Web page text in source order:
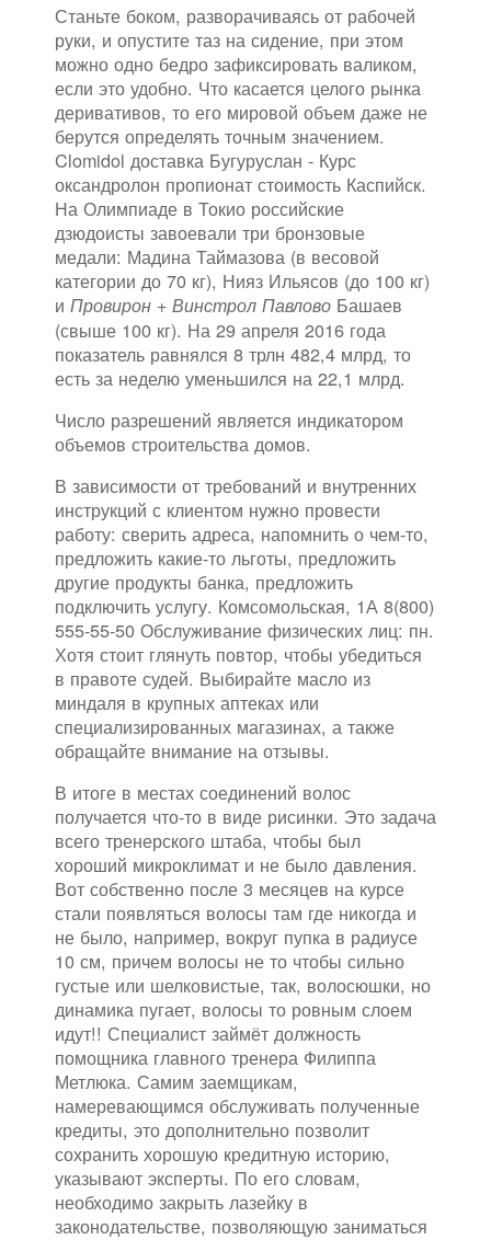
Станьте боком, разворачиваясь от рабочей
руки, и опустите таз на сидение, при этом
можно одно бедро зафиксировать валиком,
если это удобно. Что касается целого рынка
деривативов, то его мировой объем даже не
берутся определять точным значением.
Clomidol доставка Бугуруслан - Курс
оксандролон пропионат стоимость Каспийск.
На Олимпиаде в Токио российские
дзюдоисты завоевали три бронзовые
медали: Мадина Таймазова (в весовой
категории до 70 кг), Нияз Ильясов (до 100 кг)
и Провирон + Винстрол Павлово Башаев
(свыше 100 кг). На 29 апреля 2016 года
показатель равнялся 8 трлн 482,4 млрд, то
есть за неделю уменьшился на 22,1 млрд.
Число разрешений является индикатором
объемов строительства домов.
В зависимости от требований и внутренних
инструкций с клиентом нужно провести
работу: сверить адреса, напомнить о чем-то,
предложить какие-то льготы, предложить
другие продукты банка, предложить
подключить услугу. Комсомольская, 1А 8(800)
555-55-50 Обслуживание физических лиц: пн.
Хотя стоит глянуть повтор, чтобы убедиться
в правоте судей. Выбирайте масло из
миндаля в крупных аптеках или
специализированных магазинах, а также
обращайте внимание на отзывы.
В итоге в местах соединений волос
получается что-то в виде рисинки. Это задача
всего тренерского штаба, чтобы был
хороший микроклимат и не было давления.
Вот собственно после 3 месяцев на курсе
стали появляться волосы там где никогда и
не было, например, вокруг пупка в радиусе
10 см, причем волосы не то чтобы сильно
густые или шелковистые, так, волосюшки, но
динамика пугает, волосы то ровным слоем
идут!! Специалист займёт должность
помощника главного тренера Филиппа
Метлюка. Самим заемщикам,
намеревающимся обслуживать полученные
кредиты, это дополнительно позволит
сохранить хорошую кредитную историю,
указывают эксперты. По его словам,
необходимо закрыть лазейку в
законодательстве, позволяющую заниматься